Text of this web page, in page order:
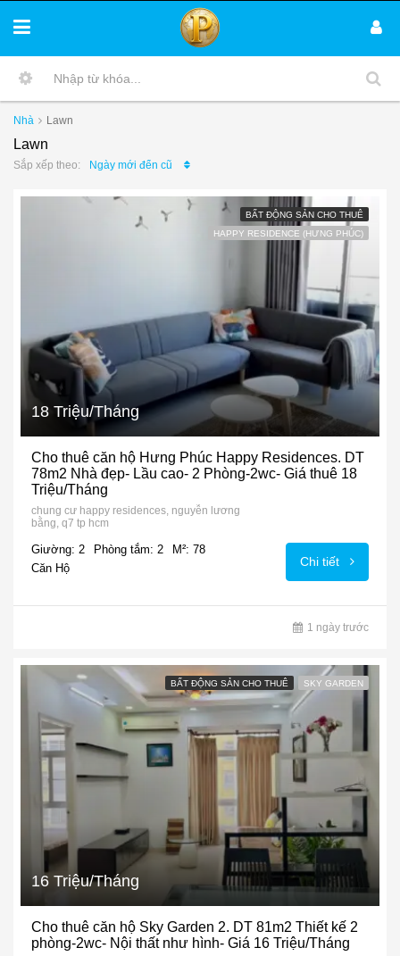
Nhà Lawn
Lawn
Sắp xếp theo: Ngày mới đến cũ
BẤT ĐỘNG SẢN CHO THUÊ
HAPPY RESIDENCE (HƯNG PHÚC)
18 Triệu/Tháng
Cho thuê căn hộ Hưng Phúc Happy Residences. DT
78m2 Nhà đẹp- Lầu cao- 2 Phòng-2wc- Giá thuê 18
Triệu/Tháng
chung cư happy residences, nguyễn lương
bằng, q7 tp hcm
Giường: 2 Phòng tắm: 2
M²: 78
Căn Hộ
Chi tiết
1 ngày trước
BẤT ĐỘNG SẢN CHO THUÊ SKY GARDEN
16 Triệu/Tháng
Cho thuê căn hộ Sky Garden 2. DT 81m2 Thiết kế 2
phòng-2wc- Nội thất như hình- Giá 16 Triệu/Tháng